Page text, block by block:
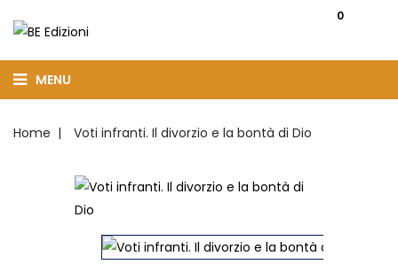
0
MENU
Home Voti infranti. Il divorzio e la bontà di Dio